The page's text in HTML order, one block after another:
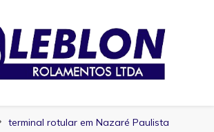
terminal rotular em Nazaré Paulista